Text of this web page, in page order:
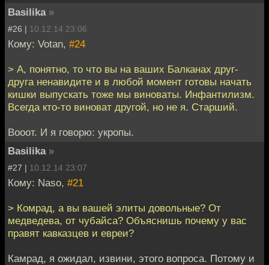
Basilika »
#26 | 10.12.14 23:06
Кому: Votan, #24
> А, понятно, то что вы на ваших Балканах друг-
друга ненавидите и в любой момент готовы начать
кишки выпускать тоже мы виноваты. Инфантилизм.
Всегда кто-то виноват другой, но не я. Старший.
Вооот. И я говорю: укропы.
Basilika »
#27 | 10.12.14 23:07
Кому: Naso, #21
> Комрад, а вы вашей элиты довольные? От
медведева, от чубайса? Объяснишь почему у вас
правят кавказцев и евреи?
Камрад, я ожидал, извини, этого вопроса. Потому и